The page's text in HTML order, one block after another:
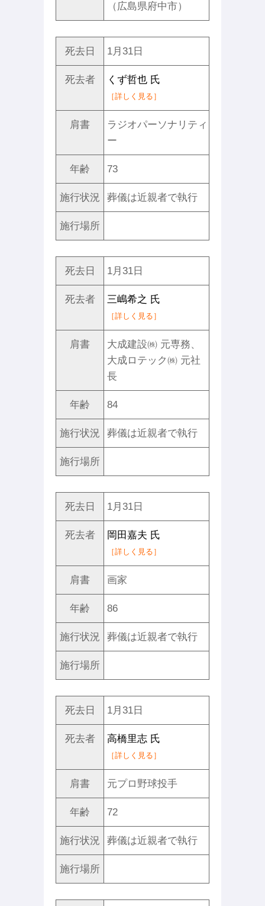
（広島県府中市）
死去日 1月31日
死去者 くず哲也 氏
［詳しく見る］
肩書
ラジオパーソナリティ
ー
年齢 73
施行状況 葬儀は近親者で執行
施行場所
死去日 1月31日
死去者 三嶋希之 氏
［詳しく見る］
肩書
大成建設㈱ 元専務、
大成ロテック㈱ 元社
長
年齢 84
施行状況 葬儀は近親者で執行
施行場所
死去日 1月31日
死去者 岡田嘉夫 氏
［詳しく見る］
肩書 画家
年齢 86
施行状況 葬儀は近親者で執行
施行場所
死去日 1月31日
死去者 高橋里志 氏
［詳しく見る］
肩書 元プロ野球投手
年齢 72
施行状況 葬儀は近親者で執行
施行場所